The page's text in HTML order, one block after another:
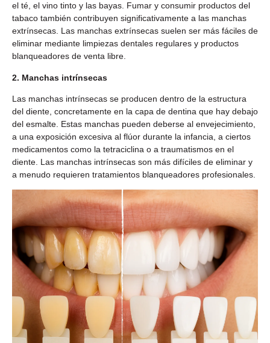
el té, el vino tinto y las bayas. Fumar y consumir productos del
tabaco también contribuyen significativamente a las manchas
extrínsecas. Las manchas extrínsecas suelen ser más fáciles de
eliminar mediante limpiezas dentales regulares y productos
blanqueadores de venta libre.
2. Manchas intrínsecas
Las manchas intrínsecas se producen dentro de la estructura
del diente, concretamente en la capa de dentina que hay debajo
del esmalte. Estas manchas pueden deberse al envejecimiento,
a una exposición excesiva al flúor durante la infancia, a ciertos
medicamentos como la tetraciclina o a traumatismos en el
diente. Las manchas intrínsecas son más difíciles de eliminar y
a menudo requieren tratamientos blanqueadores profesionales.